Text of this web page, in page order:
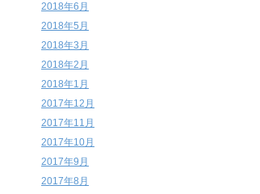
2018年6月
2018年5月
2018年3月
2018年2月
2018年1月
2017年12月
2017年11月
2017年10月
2017年9月
2017年8月